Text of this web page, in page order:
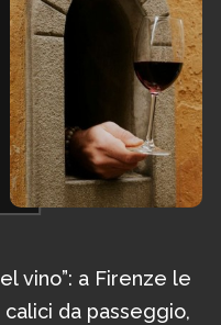
vino”: a Firenze le
da passeggio,